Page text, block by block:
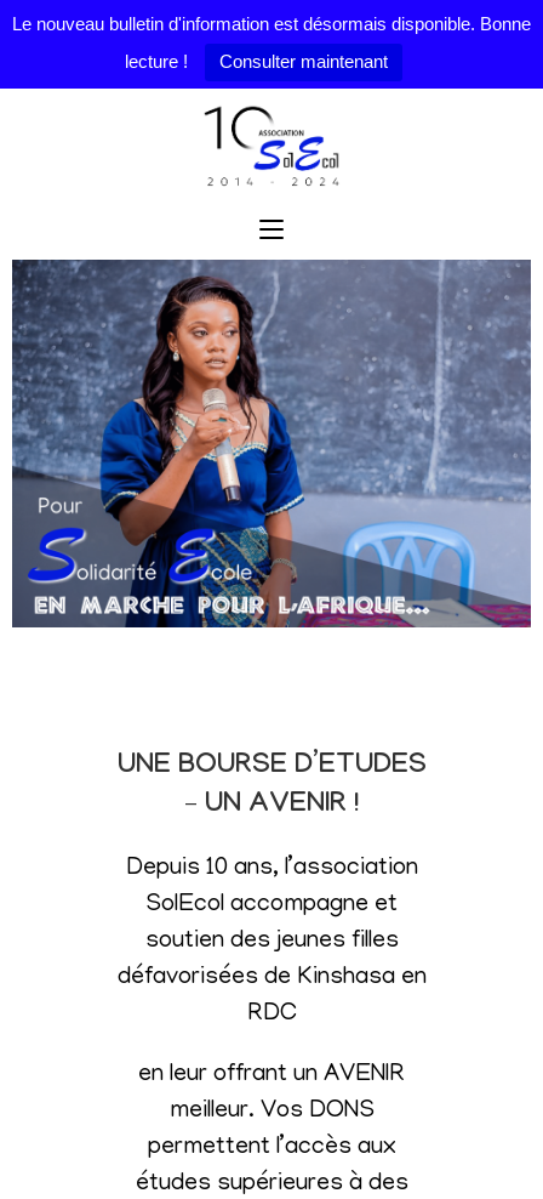
Le nouveau bulletin d'information est désormais disponible. Bonne
lecture !
Consulter maintenant
UNE BOURSE D’ETUDES
– UN AVENIR !
Depuis 10 ans, l’association
SolEcol accompagne et
soutien des jeunes filles
défavorisées de Kinshasa en
RDC
en leur offrant un AVENIR
meilleur. Vos DONS
permettent l’accès aux
études supérieures à des